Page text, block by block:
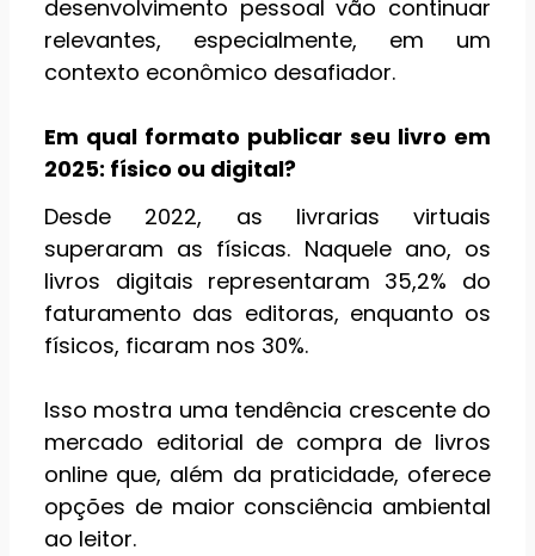
desenvolvimento pessoal vão continuar
relevantes, especialmente, em um
contexto econômico desafiador.
Em qual formato publicar seu livro em
2025: físico ou digital?
Desde 2022, as livrarias virtuais
superaram as físicas. Naquele ano, os
livros digitais representaram 35,2% do
faturamento das editoras, enquanto os
físicos, ficaram nos 30%.
Isso mostra uma tendência crescente do
mercado editorial de compra de livros
online que, além da praticidade, oferece
opções de maior consciência ambiental
ao leitor.